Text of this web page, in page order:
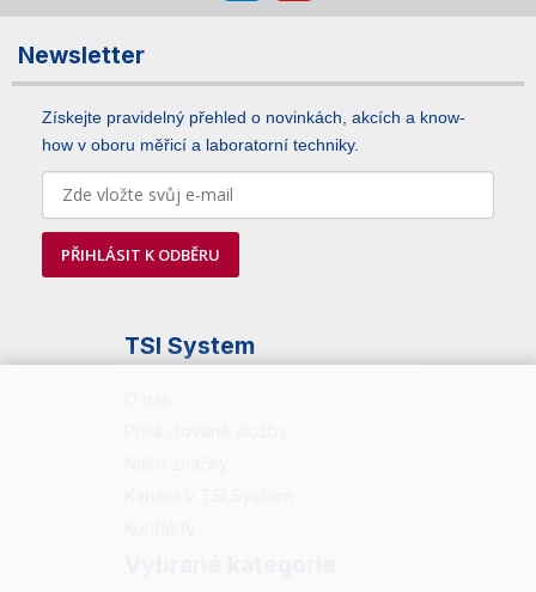
Newsletter
Získejte pravidelný přehled o novinkách, akcích a know-
how v oboru měřicí a laboratorní techniky.
PŘIHLÁSIT K ODBĚRU
TSI System